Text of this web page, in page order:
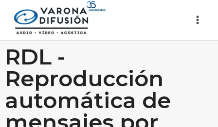
RDL -
Reproducción
automática de